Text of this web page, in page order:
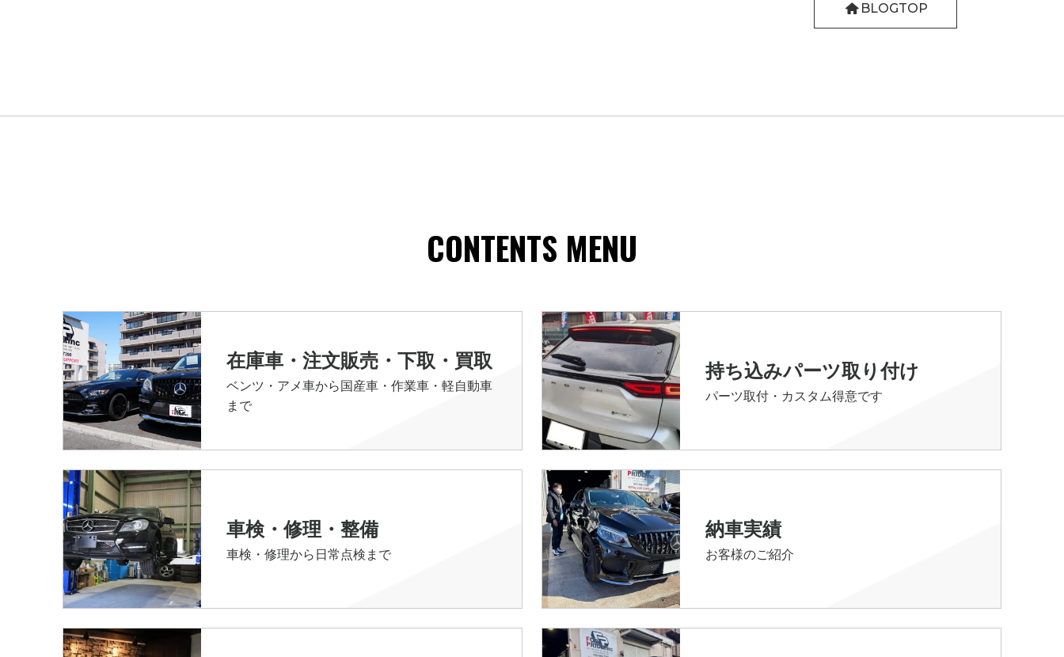
BLOGTOP
CONTENTS MENU
在庫車・注文販売・下取・買取
ベンツ・アメ車から国産車・作業車・軽自動車
まで
持ち込みパーツ取り付け
パーツ取付・カスタム得意です
車検・修理・整備
車検・修理から日常点検まで
納車実績
お客様のご紹介